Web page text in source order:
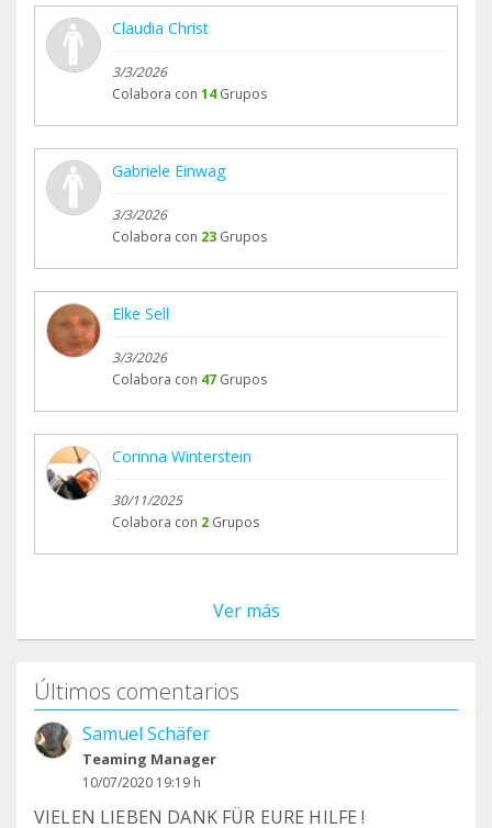
Claudia Christ
3/3/2026
Colabora con 14 Grupos
Gabriele Einwag
3/3/2026
Colabora con 23 Grupos
Elke Sell
3/3/2026
Colabora con 47 Grupos
Corinna Winterstein
30/11/2025
Colabora con 2 Grupos
Ver más
Últimos comentarios
Samuel Schäfer
Teaming Manager
10/07/2020 19:19 h
VIELEN LIEBEN DANK FÜR EURE HILFE !